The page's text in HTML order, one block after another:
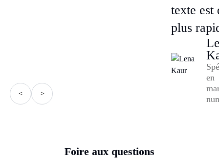
< >
texte est
plus
en
Foire aux questions